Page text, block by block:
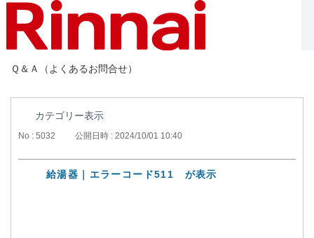
Ｑ＆Ａ（よくあるお問合せ）
カテゴリー表示
No : 5032 公開日時 : 2024/10/01 10:40
給湯器｜エラーコード511 が表示